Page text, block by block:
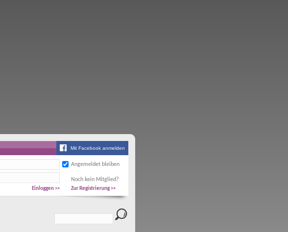
Mit Facebook anmelden
Angemeldet bleiben
Noch kein Mitglied?
Einloggen >> Zur Registrierung >>